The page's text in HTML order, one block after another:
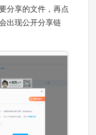
分享的文件，再点
出现公开分享链